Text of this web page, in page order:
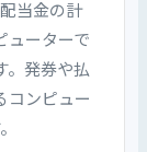
当金の計
ューターで
。発券や払
コンピュー